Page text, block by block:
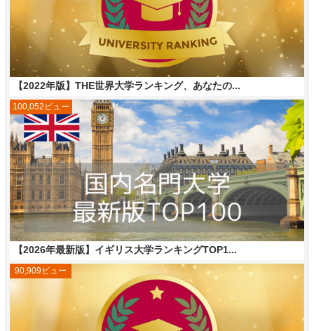
【2022年版】THE世界大学ランキング、あなたの...
【2026年最新版】イギリス大学ランキングTOP1...
100,052ビュー
90,909ビュー